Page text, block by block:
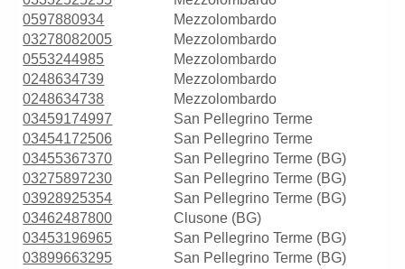
0597880934
Mezzolombardo
03278082005
Mezzolombardo
0553244985
Mezzolombardo
0248634739
Mezzolombardo
0248634738
Mezzolombardo
03459174997
San Pellegrino Terme
03454172506
San Pellegrino Terme
03455367370
San Pellegrino Terme (BG)
03275897230
San Pellegrino Terme (BG)
03928925354
San Pellegrino Terme (BG)
03462487800
Clusone (BG)
03453196965
San Pellegrino Terme (BG)
03899663295
San Pellegrino Terme (BG)